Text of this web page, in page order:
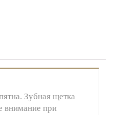
Зубная щетка
внимание при